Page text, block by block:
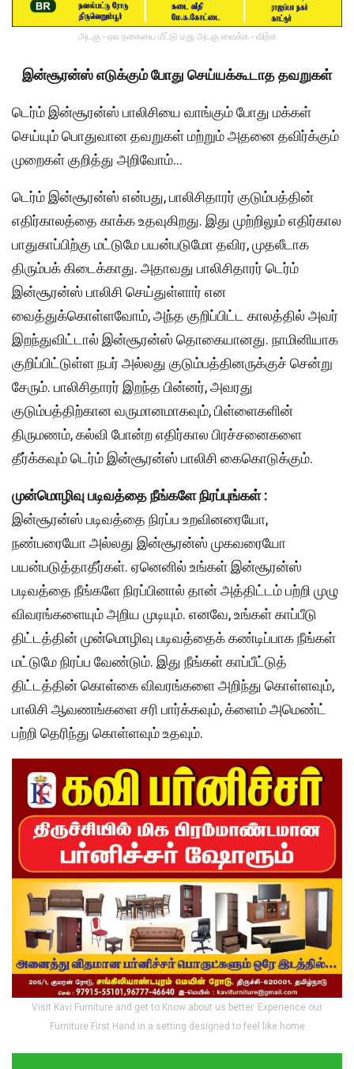
அடகு - ஏல நகையை மீட்டு மறு அடகு வைக்க - விற்க
இன்சூரன்ஸ் எடுக்கும் போது செய்யக்கூடாத தவறுகள்
டெர்ம் இன்சூரன்ஸ் பாலிசியை வாங்கும் போது மக்கள்
செய்யும் பொதுவான தவறுகள் மற்றும் அதனை தவிர்க்கும்
முறைகள் குறித்து அறிவோம்…
டெர்ம் இன்சூரன்ஸ் என்பது, பாலிசிதாரர் குடும்பத்தின்
எதிர்காலத்தை காக்க உதவுகிறது. இது முற்றிலும் எதிர்கால
பாதுகாப்பிற்கு மட்டுமே பயன்படுமோ தவிர, முதலீடாக
திரும்பக் கிடைக்காது. அதாவது பாலிசிதாரர் டெர்ம்
இன்சூரன்ஸ் பாலிசி செய்துள்ளார் என
வைத்துக்கொள்ளவோம், அந்த குறிப்பிட்ட காலத்தில் அவர்
இறந்துவிட்டால் இன்சூரன்ஸ் தொகையானது. நாமினியாக
குறிப்பிட்டுள்ள நபர் அல்லது குடும்பத்தினருக்குச் சென்று
சேரும். பாலிசிதாரர் இறந்த பின்னர், அவரது
குடும்பத்திற்கான வருமானமாகவும், பிள்ளைகளின்
திருமணம், கல்வி போன்ற எதிர்கால பிரச்சனைகளை
தீர்க்கவும் டெர்ம் இன்சூரன்ஸ் பாலிசி கைகொடுக்கும்.
முன்மொழிவு படிவத்தை நீங்களே நிரப்புங்கள் :
இன்சூரன்ஸ் படிவத்தை நிரப்ப உறவினரையோ,
நண்பரையோ அல்லது இன்சூரன்ஸ் முகவரையோ
பயன்படுத்தாதீர்கள். ஏனெனில் உங்கள் இன்சூரன்ஸ்
படிவத்தை நீங்களே நிரப்பினால் தான் அத்திட்டம் பற்றி முழு
விவரங்களையும் அறிய முடியும். எனவே, உங்கள் காப்பீடு
திட்டத்தின் முன்மொழிவு படிவத்தைக் கண்டிப்பாக நீங்கள்
மட்டுமே நிரப்ப வேண்டும். இது நீங்கள் காப்பீட்டுத்
திட்டத்தின் கொள்கை விவரங்களை அறிந்து கொள்ளவும்,
பாலிசி ஆவணங்களை சரி பார்க்கவும், க்ளைம் அமெண்ட்
பற்றி தெரிந்து கொள்ளவும் உதவும்.
Visit Kavi Furniture and get to Know about us better. Experience our
Furniture First Hand in a setting designed to feel like home